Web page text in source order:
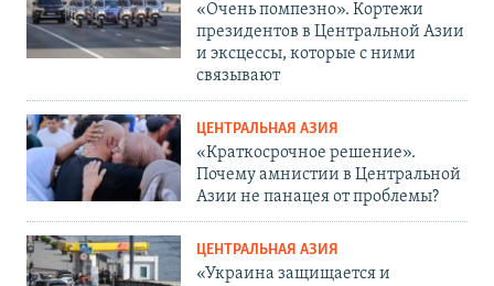
«Очень помпезно». Кортежи
президентов в Центральной Азии
и эксцессы, которые с ними
связывают
ЦЕНТРАЛЬНАЯ АЗИЯ
«Краткосрочное решение».
Почему амнистии в Центральной
Азии не панацея от проблемы?
ЦЕНТРАЛЬНАЯ АЗИЯ
«Украина защищается и